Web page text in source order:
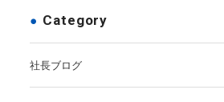
Category
社長ブログ